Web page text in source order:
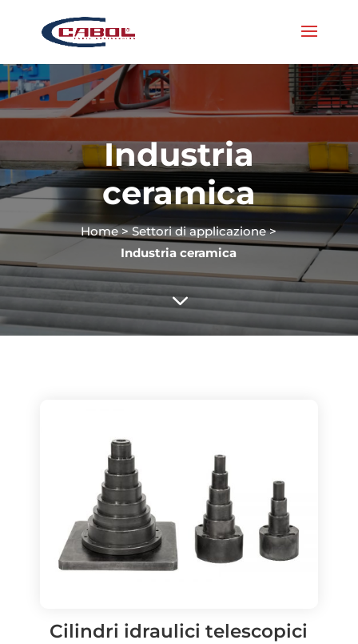
Industria
ceramica
Home>Settori di applicazione>
Industria ceramica
3
Cilindri idraulici telescopici